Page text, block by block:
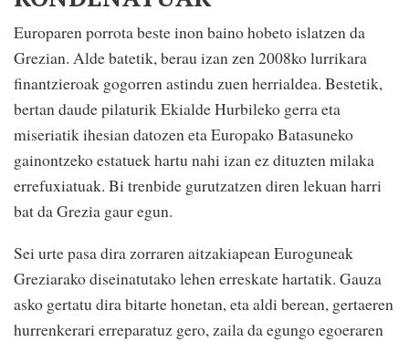
Europaren porrota beste inon baino hobeto islatzen da
Grezian. Alde batetik, berau izan zen 2008ko lurrikara
finantzieroak gogorren astindu zuen herrialdea. Bestetik,
bertan daude pilaturik Ekialde Hurbileko gerra eta
miseriatik ihesian datozen eta Europako Batasuneko
gainontzeko estatuek hartu nahi izan ez dituzten milaka
errefuxiatuak. Bi trenbide gurutzatzen diren lekuan harri
bat da Grezia gaur egun.
Sei urte pasa dira zorraren aitzakiapean Euroguneak
Greziarako diseinatutako lehen erreskate hartatik. Gauza
asko gertatu dira bitarte honetan, eta aldi berean, gertaeren
hurrenkerari erreparatuz gero, zaila da egungo egoeraren